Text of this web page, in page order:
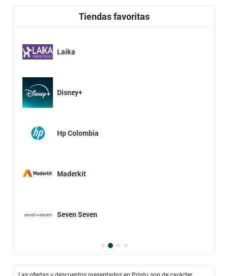
Tiendas favoritas
Laika
Disney+
Hp Colombia
Maderkit
Seven Seven
Las ofertas y descuentos presentados en Printu son de carácter